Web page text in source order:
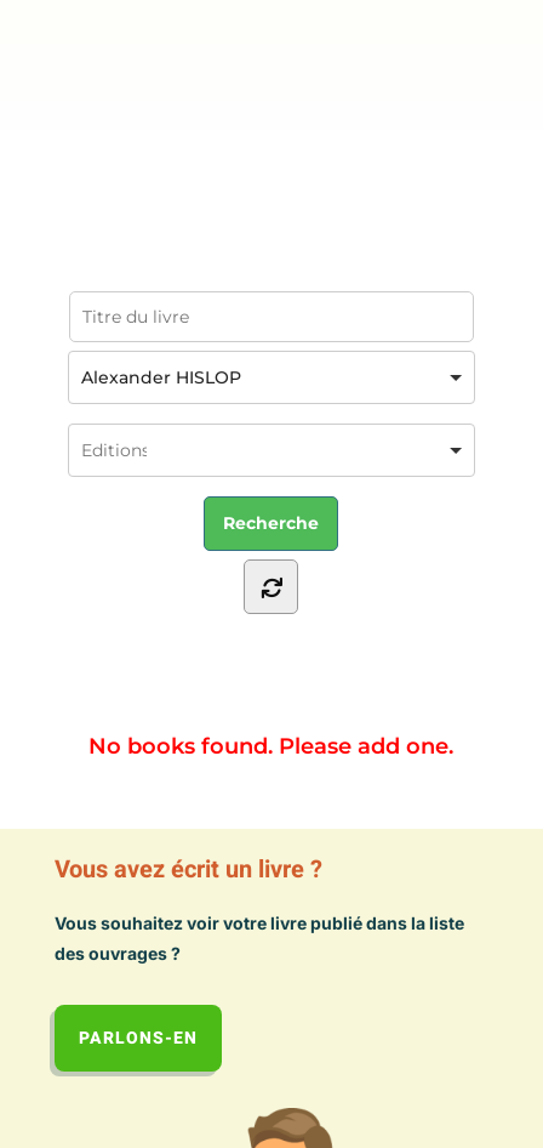
Alexander HISLOP
No books found. Please add one.
Vous avez écrit un livre ?
Vous souhaitez voir votre livre publié dans la liste
des ouvrages ?
PARLONS-EN